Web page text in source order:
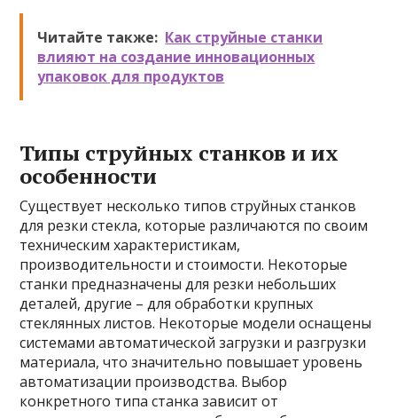
Читайте также: Как струйные станки
влияют на создание инновационных
упаковок для продуктов
Типы струйных станков и их
особенности
Существует несколько типов струйных станков
для резки стекла, которые различаются по своим
техническим характеристикам,
производительности и стоимости. Некоторые
станки предназначены для резки небольших
деталей, другие – для обработки крупных
стеклянных листов. Некоторые модели оснащены
системами автоматической загрузки и разгрузки
материала, что значительно повышает уровень
автоматизации производства. Выбор
конкретного типа станка зависит от